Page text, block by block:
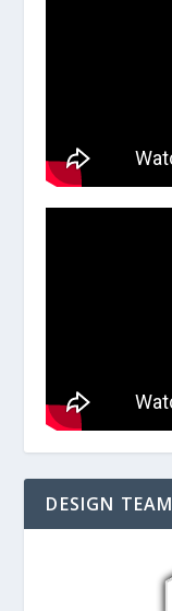
DESIGN TEAM